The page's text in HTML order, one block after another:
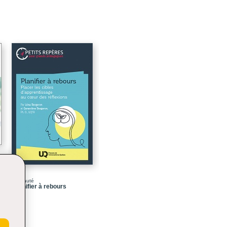
Nouveauté
Planifier à rebours